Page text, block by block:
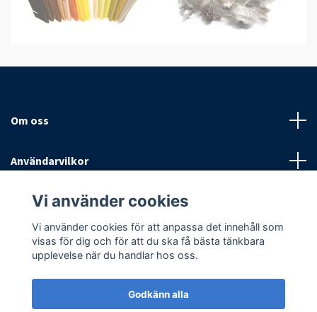
Om oss
Användarvilkor
Sociala medier
Vi använder cookies
Vi använder cookies för att anpassa det innehåll som
visas för dig och för att du ska få bästa tänkbara
upplevelse när du handlar hos oss.
Godkänn alla